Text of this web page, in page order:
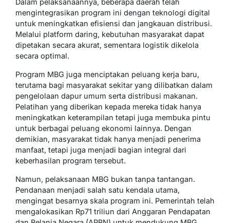
mengintegrasikan program ini dengan teknologi digital
untuk meningkatkan efisiensi dan jangkauan distribusi.
Melalui platform daring, kebutuhan masyarakat dapat
dipetakan secara akurat, sementara logistik dikelola
secara optimal.
Program MBG juga menciptakan peluang kerja baru,
terutama bagi masyarakat sekitar yang dilibatkan dalam
pengelolaan dapur umum serta distribusi makanan.
Pelatihan yang diberikan kepada mereka tidak hanya
meningkatkan keterampilan tetapi juga membuka pintu
untuk berbagai peluang ekonomi lainnya. Dengan
demikian, masyarakat tidak hanya menjadi penerima
manfaat, tetapi juga menjadi bagian integral dari
keberhasilan program tersebut.
Namun, pelaksanaan MBG bukan tanpa tantangan.
Pendanaan menjadi salah satu kendala utama,
mengingat besarnya skala program ini. Pemerintah telah
mengalokasikan Rp71 triliun dari Anggaran Pendapatan